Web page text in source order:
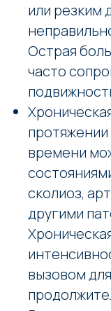
или резким
Острая
часто
времени
сколиоз,
другими
вызовом